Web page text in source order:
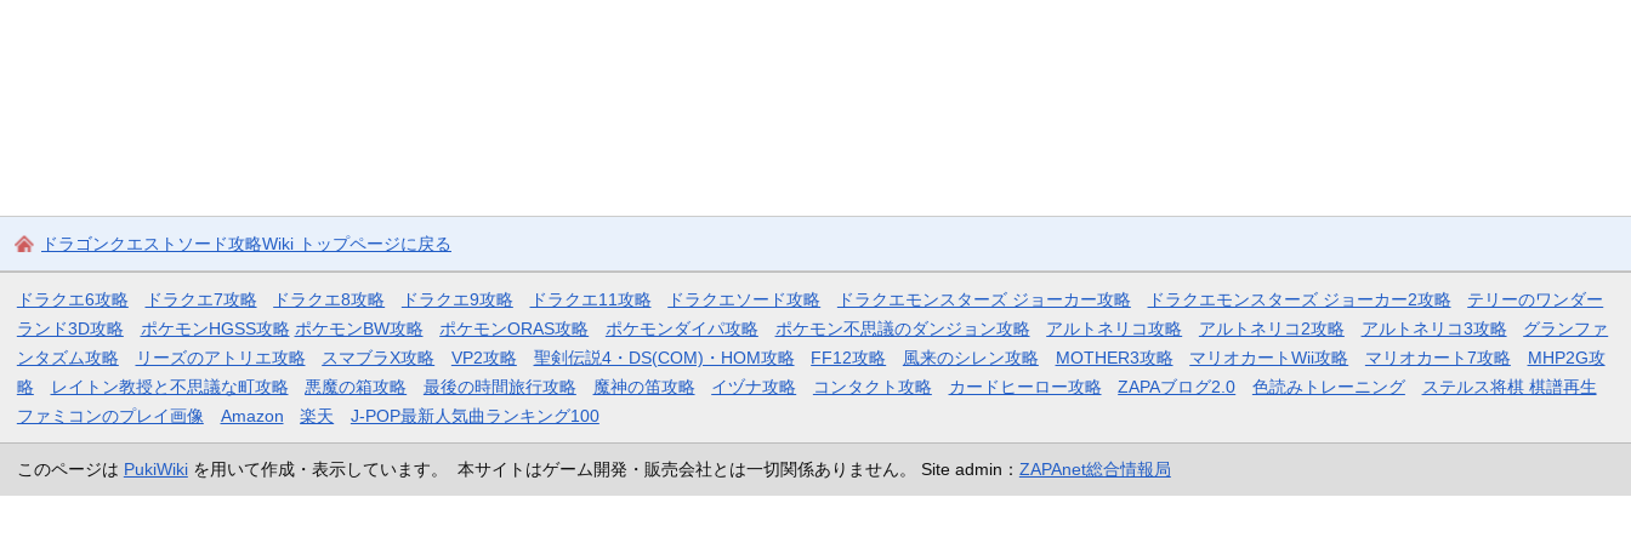
ドラゴンクエストソード攻略Wiki トップページに戻る
ドラクエ6攻略 ドラクエ7攻略 ドラクエ8攻略 ドラクエ9攻略 ドラクエ11攻略 ドラクエソード攻略 ドラクエモンスターズ ジョーカー攻略 ドラクエモンスターズ ジョーカー2攻略
テリーのワンダー
ランド3D攻略
ポケモンHGSS攻略 ポケモンBW攻略 ポケモンORAS攻略 ポケモンダイパ攻略 ポケモン不思議のダンジョン攻略 アルトネリコ攻略 アルトネリコ2攻略 アルトネリコ3攻略
グランファ
ンタズム攻略
リーズのアトリエ攻略 スマブラX攻略 VP2攻略 聖剣伝説4・DS(COM)・HOM攻略 FF12攻略 風来のシレン攻略 MOTHER3攻略 マリオカートWii攻略 マリオカート7攻略
MHP2G攻
略
レイトン教授と不思議な町攻略 悪魔の箱攻略 最後の時間旅行攻略 魔神の笛攻略 イヅナ攻略 コンタクト攻略 カードヒーロー攻略 ZAPAブログ2.0 色読みトレーニング
ステルス将棋 棋譜再生
ファミコンのプレイ画像
Amazon 楽天 J-POP最新人気曲ランキング100
このページは PukiWikiを用いて作成・表示しています。 本サイトはゲーム開発・販売会社とは一切関係ありません。 Site admin： ZAPAnet総合情報局